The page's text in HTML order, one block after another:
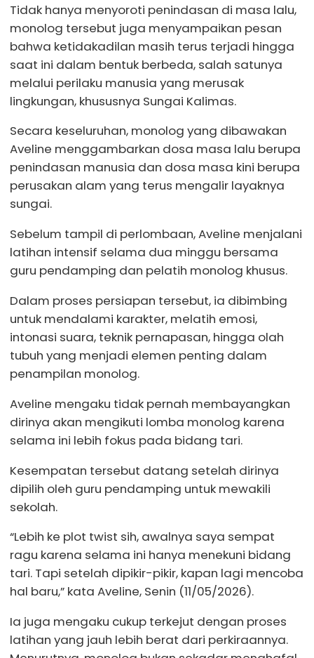
Tidak hanya menyoroti penindasan di masa lalu,
monolog tersebut juga menyampaikan pesan
bahwa ketidakadilan masih terus terjadi hingga
saat ini dalam bentuk berbeda, salah satunya
melalui perilaku manusia yang merusak
lingkungan, khususnya Sungai Kalimas.
Secara keseluruhan, monolog yang dibawakan
Aveline menggambarkan dosa masa lalu berupa
penindasan manusia dan dosa masa kini berupa
perusakan alam yang terus mengalir layaknya
sungai.
Sebelum tampil di perlombaan, Aveline menjalani
latihan intensif selama dua minggu bersama
guru pendamping dan pelatih monolog khusus.
Dalam proses persiapan tersebut, ia dibimbing
untuk mendalami karakter, melatih emosi,
intonasi suara, teknik pernapasan, hingga olah
tubuh yang menjadi elemen penting dalam
penampilan monolog.
Aveline mengaku tidak pernah membayangkan
dirinya akan mengikuti lomba monolog karena
selama ini lebih fokus pada bidang tari.
Kesempatan tersebut datang setelah dirinya
dipilih oleh guru pendamping untuk mewakili
sekolah.
“Lebih ke plot twist sih, awalnya saya sempat
ragu karena selama ini hanya menekuni bidang
tari. Tapi setelah dipikir-pikir, kapan lagi mencoba
hal baru,” kata Aveline, Senin (11/05/2026).
Ia juga mengaku cukup terkejut dengan proses
latihan yang jauh lebih berat dari perkiraannya.